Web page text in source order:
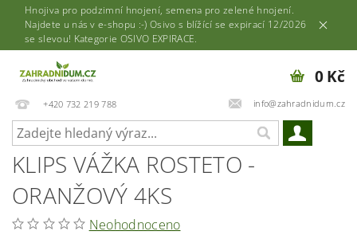
Hnojiva pro podzimní hnojení, semena pro zelené hnojení.
Najdete u nás v e-shopu :-) Osivo s blížící se expirací 12/2026
se slevou! Kategorie OSIVO EXPIRACE.
+420 732 219 788 info@zahradnidum.cz
0 Kč
KLIPS VÁŽKA ROSTETO -
ORANŽOVÝ 4KS
Neohodnoceno